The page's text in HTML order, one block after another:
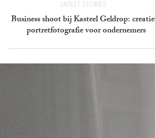
Business shoot bij Kasteel Geldrop: creatieve
portretfotografie voor ondernemers